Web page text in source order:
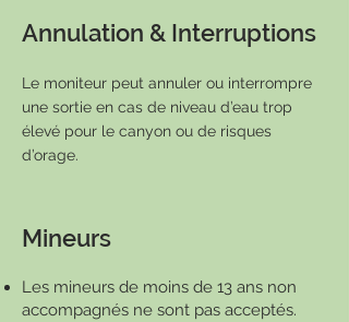
Annulation & Interruptions
Le moniteur peut annuler ou interrompre
une sortie en cas de niveau d’eau trop
élevé pour le canyon ou de risques
d’orage.
Mineurs
Les mineurs de moins de 13 ans non
accompagnés ne sont pas acceptés.